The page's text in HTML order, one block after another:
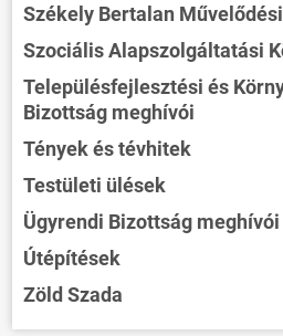
Székely Bertalan
Szociális Alapszolgáltatási
Településfejlesztési és
Bizottság meghívói
Tények és tévhitek
Testületi ülések
Ügyrendi Bizottság meghívói
Útépítések
Zöld Szada